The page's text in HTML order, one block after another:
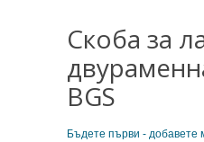
Скоба за
BGS
Бъдете първи - добавете